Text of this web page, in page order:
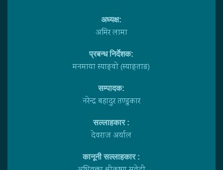
अध्यक्ष:
अमिर लामा
प्रबन्ध निर्देशक:
मनमाया स्याङ्वाे (स्याङ्ताङ)
सम्पादक:
नरेन्द्र बहादुर तण्डुकार
सल्लाहकार :
देवराज अर्याल
कानूनी सल्लाहकार :